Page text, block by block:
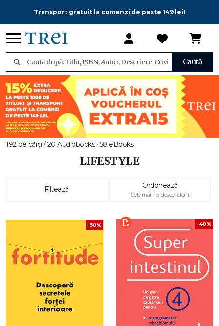
Transport gratuit la comenzi de peste 149 lei!
Caută
192 de cărți / 20 Audiobooks · 58 eBooks
LIFESTYLE
Filtează Ordonează
Cele mai noi descendent
-50% -40%